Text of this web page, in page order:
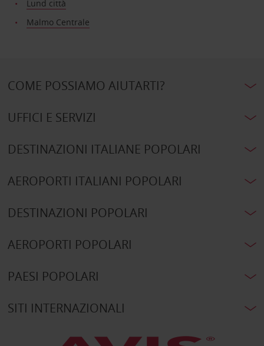
Lund città
Malmo Centrale
COME POSSIAMO AIUTARTI?
UFFICI E SERVIZI
DESTINAZIONI ITALIANE POPOLARI
AEROPORTI ITALIANI POPOLARI
DESTINAZIONI POPOLARI
AEROPORTI POPOLARI
PAESI POPOLARI
SITI INTERNAZIONALI